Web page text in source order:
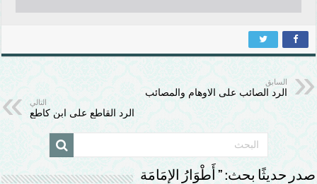
السابق
الرد الصائب على الاوهام والمصائب
التالي
الرد القاطع على ابن كاطع
صدر حديثًا بحث: ” أَطْوَارُ الإمَامَة